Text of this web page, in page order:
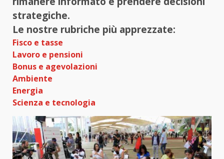
strategiche.
Le nostre rubriche più apprezzate:
Fisco e tasse
Lavoro e pensioni
Bonus e agevolazioni
Ambiente
Energia
Scienza e tecnologia